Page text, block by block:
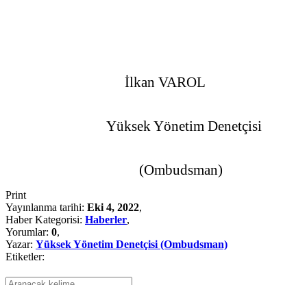
İlkan VAROL
Yüksek Yönetim Denetçisi
(Ombudsman)
Print
Yayınlanma tarihi: Eki 4, 2022,
Haber Kategorisi: Haberler,
Yorumlar: 0,
Yazar: Yüksek Yönetim Denetçisi (Ombudsman)
Etiketler: